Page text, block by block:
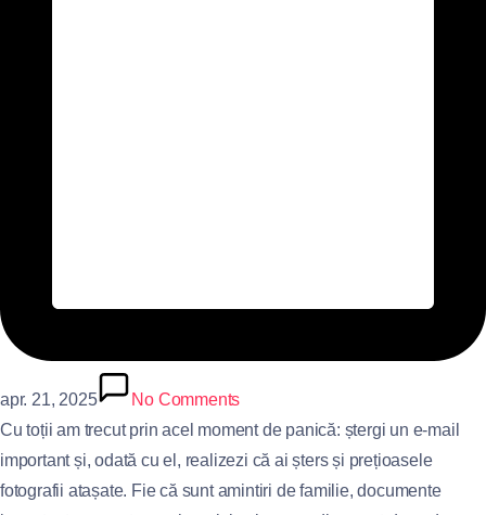
apr. 21, 2025
No Comments
Cu toții am trecut prin acel moment de panică: ștergi un e-mail
important și, odată cu el, realizezi că ai șters și prețioasele
fotografii atașate. Fie că sunt amintiri de familie, documente